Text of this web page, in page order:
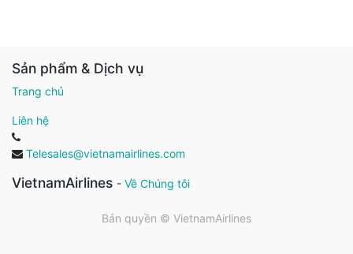
Sản phẩm & Dịch vụ
Trang chủ
Liên hệ
Telesales@vietnamairlines.com
VietnamAirlines - Về Chúng tôi
Bản quyền © VietnamAirlines